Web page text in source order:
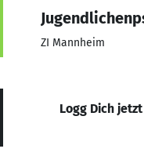
ZI Mannheim
Logg Dich